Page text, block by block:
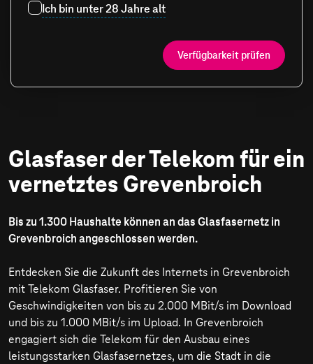
Ich bin unter 28 Jahre alt
Verfügbarkeit prüfen
Glasfaser der Telekom für ein
vernetztes Grevenbroich
Bis zu 1.300 Haushalte können an das Glasfasernetz in
Grevenbroich angeschlossen werden.
Entdecken Sie die Zukunft des Internets in Grevenbroich
mit Telekom Glasfaser. Profitieren Sie von
Geschwindigkeiten von bis zu 2.000 MBit/s im Download
und bis zu 1.000 MBit/s im Upload. In Grevenbroich
engagiert sich die Telekom für den Ausbau eines
leistungsstarken Glasfasernetzes, um die Stadt in die